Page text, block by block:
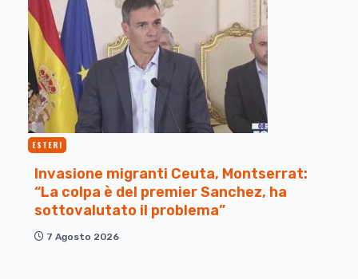
ESTERI
Invasione migranti Ceuta, Montserrat:
“La colpa è del premier Sanchez, ha
sottovalutato il problema”
7 Agosto 2026